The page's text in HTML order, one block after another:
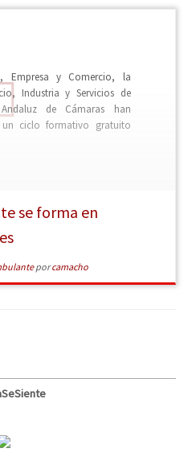
Empresa y Comercio, la
Industria y Servicios de
de Cámaras han
un ciclo formativo gratuito
se forma en
porcamacho